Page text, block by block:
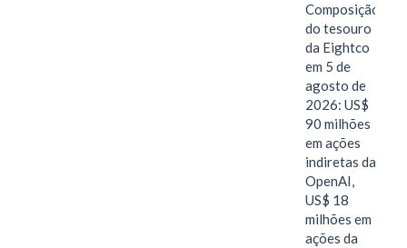
Composição
do tesouro
da Eightco
em 5 de
agosto de
2026: US$
90 milhões
em ações
indiretas da
OpenAI,
US$ 18
milhões em
ações da